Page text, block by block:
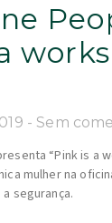
Sem
“Pink is a
mulher na
segurança.